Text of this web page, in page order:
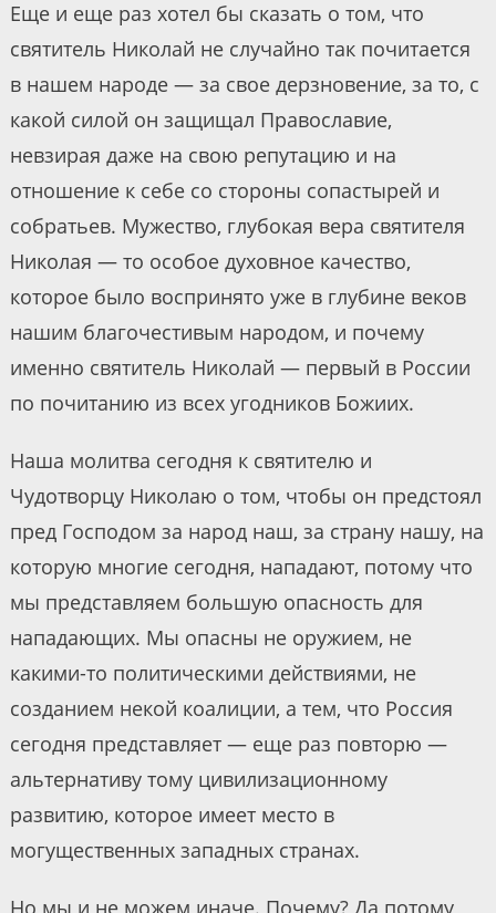
Еще и еще раз хотел бы сказать о том, что
святитель Николай не случайно так почитается
в нашем народе — за свое дерзновение, за то, с
какой силой он защищал Православие,
невзирая даже на свою репутацию и на
отношение к себе со стороны сопастырей и
собратьев. Мужество, глубокая вера святителя
Николая — то особое духовное качество,
которое было воспринято уже в глубине веков
нашим благочестивым народом, и почему
именно святитель Николай — первый в России
по почитанию из всех угодников Божиих.
Наша молитва сегодня к святителю и
Чудотворцу Николаю о том, чтобы он предстоял
пред Господом за народ наш, за страну нашу, на
которую многие сегодня, нападают, потому что
мы представляем большую опасность для
нападающих. Мы опасны не оружием, не
какими-то политическими действиями, не
созданием некой коалиции, а тем, что Россия
сегодня представляет — еще раз повторю —
альтернативу тому цивилизационному
развитию, которое имеет место в
могущественных западных странах.